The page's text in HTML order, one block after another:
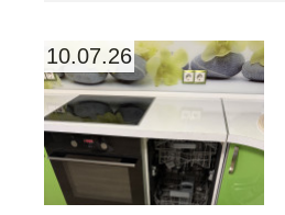
10.07.26